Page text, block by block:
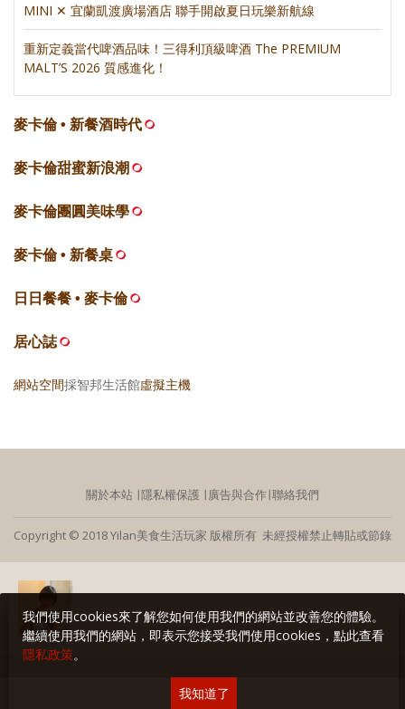
MINI ✕ 宜蘭凱渡廣場酒店 聯手開啟夏日玩樂新航線
重新定義當代啤酒品味！三得利頂級啤酒 The PREMIUM
MALT’S 2026 質感進化！
麥卡倫 • 新餐酒時代
麥卡倫甜蜜新浪潮
麥卡倫團圓美味學
麥卡倫 • 新餐桌
日日餐餐 • 麥卡倫
居心誌
網站空間採智邦生活館虛擬主機
關於本站 ∣隱私權保護 ∣廣告與合作∣聯絡我們
Copyright © 2018 Yilan美食生活玩家 版權所有 未經授權禁止轉貼或節錄
我們使用cookies來了解您如何使用我們的網站並改善您的體驗。
繼續使用我們的網站，即表示您接受我們使用cookies，點此查看
隱私政策。
我知道了